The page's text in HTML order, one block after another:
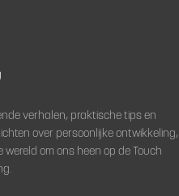
verhalen, praktische tips en
over persoonlijke ontwikkeling,
wereld om ons heen op de Touch